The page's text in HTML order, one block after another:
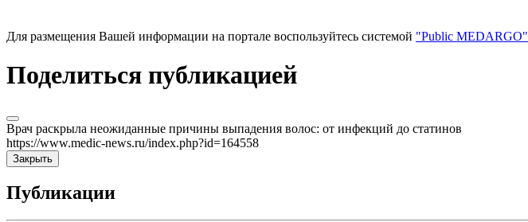
Для размещения Вашей информации на портале воспользуйтесь системой "Public MEDARGO"
Поделиться публикацией
Врач раскрыла неожиданные причины выпадения волос: от инфекций до статинов
https://www.medic-news.ru/index.php?id=164558
Закрыть
Публикации